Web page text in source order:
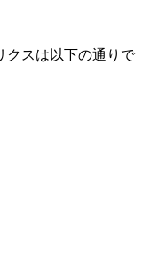
クスは以下の通りで